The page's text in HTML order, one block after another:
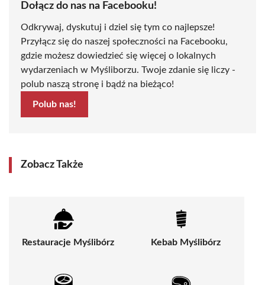
Dołącz do nas na Facebooku!
Odkrywaj, dyskutuj i dziel się tym co najlepsze!
Przyłącz się do naszej społeczności na Facebooku,
gdzie możesz dowiedzieć się więcej o lokalnych
wydarzeniach w Myśliborzu. Twoje zdanie się liczy -
polub naszą stronę i bądź na bieżąco!
Polub nas!
Zobacz Także
Restauracje Myślibórz Kebab Myślibórz